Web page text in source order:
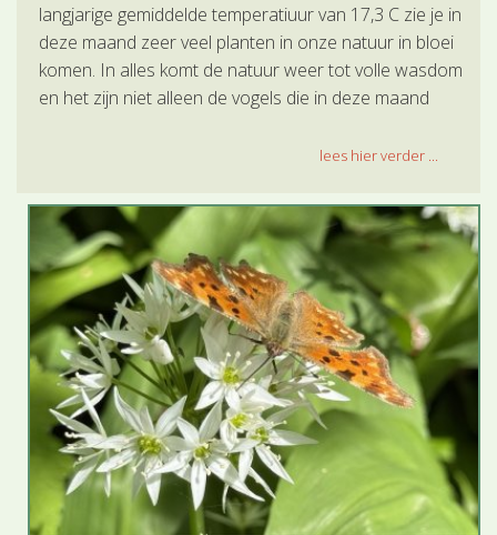
langjarige gemiddelde temperatiuur van 17,3 C zie je in
deze maand zeer veel planten in onze natuur in bloei
komen. In alles komt de natuur weer tot volle wasdom
en het zijn niet alleen de vogels die in deze maand
lees hier verder ...